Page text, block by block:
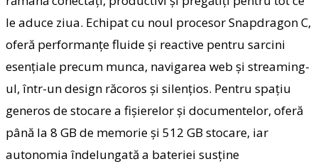
le aduce ziua. Echipat cu noul procesor Snapdragon C,
oferă performanțe fluide și reactive pentru sarcini
esențiale precum munca, navigarea web și streaming-
ul, într-un design răcoros și silențios. Pentru spațiu
generos de stocare a fișierelor și documentelor, oferă
până la 8 GB de memorie și 512 GB stocare, iar
autonomia îndelungată a bateriei susține